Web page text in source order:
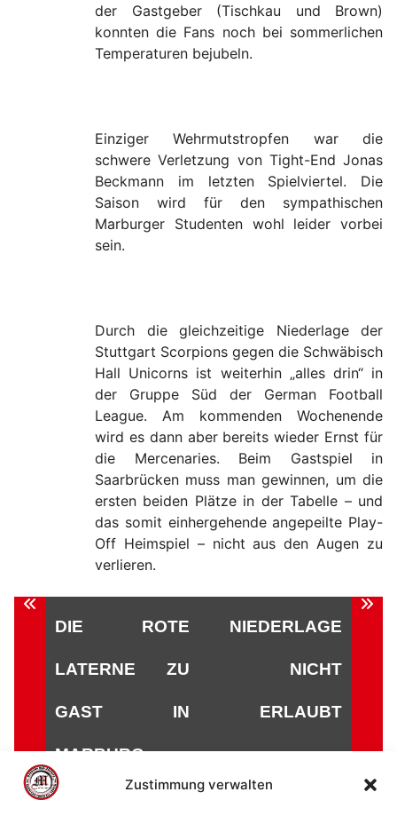
Zustimmung verwalten
der Gastgeber (Tischkau und Brown)
konnten die Fans noch bei sommerlichen
Temperaturen bejubeln.
Einziger Wehrmutstropfen war die
schwere Verletzung von Tight-End Jonas
Beckmann im letzten Spielviertel. Die
Saison wird für den sympathischen
Marburger Studenten wohl leider vorbei
sein.
Durch die gleichzeitige Niederlage der
Stuttgart Scorpions gegen die Schwäbisch
Hall Unicorns ist weiterhin „alles drin“ in
der Gruppe Süd der German Football
League. Am kommenden Wochenende
wird es dann aber bereits wieder Ernst für
die Mercenaries. Beim Gastspiel in
Saarbrücken muss man gewinnen, um die
ersten beiden Plätze in der Tabelle – und
das somit einhergehende angepeilte Play-
Off Heimspiel – nicht aus den Augen zu
verlieren.
Beitragsnavigation
DIE ROTE
LATERNE ZU
GAST IN
MARBURG
NIEDERLAGE
NICHT
ERLAUBT